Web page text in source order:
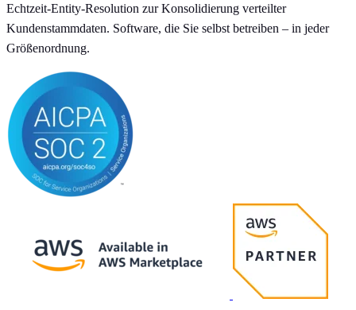
Echtzeit-Entity-Resolution zur Konsolidierung verteilter
Kundenstammdaten. Software, die Sie selbst betreiben – in jeder
Größenordnung.